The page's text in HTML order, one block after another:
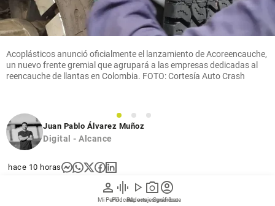
person
Mi Perfil
graphic_eq
Pódcast
play_arrow
Videos
photo_camera
Reportajes gráficos
account_circle
Suscríbete
Acoplásticos anunció oficialmente el lanzamiento de Acoreencauche,
un nuevo frente gremial que agrupará a las empresas dedicadas al
reencauche de llantas en Colombia. FOTO: Cortesía Auto Crash
1 2
3
Juan Pablo Álvarez Muñoz
Digital - Alcance
hace 10 horas
Más de 5.4 millones de llantas han extendido su vida